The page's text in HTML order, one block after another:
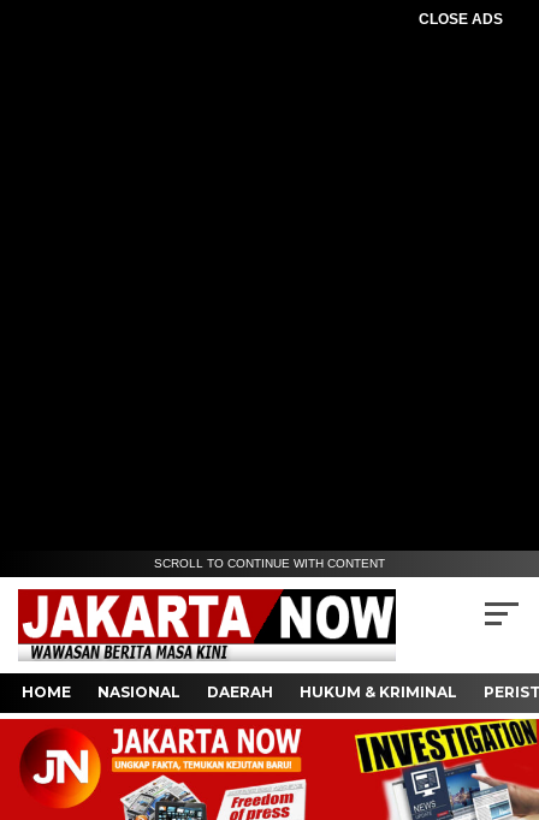
CLOSE ADS
SCROLL TO CONTINUE WITH CONTENT
HOME NASIONAL DAERAH HUKUM & KRIMINAL